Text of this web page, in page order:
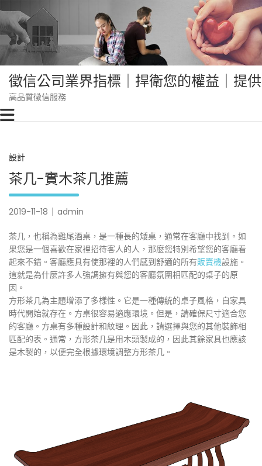
to
content
徵信公司業界指標｜捍衛您的權益｜提
高品質徵信服務
設計
茶几-實木茶几推薦
2019-11-18 admin
茶几，也稱為雞尾酒桌，是一種長的矮桌，通常在客廳中找到。如
果您是一個喜歡在家裡招待客人的人，那麼您特別希望您的客廳看
起來不錯。客廳應具有使那裡的人們感到舒適的所有販賣機設施。
這就是為什麼許多人強調擁有與您的客廳氛圍相匹配的桌子的原
因。
方形茶几為主題增添了多樣性。它是一種傳統的桌子風格，自家具
時代開始就存在。方桌很容易適應環境。但是，請確保尺寸適合您
的客廳。方桌有多種設計和紋理。因此，請選擇與您的其他裝飾相
匹配的表。通常，方形茶几是用木頭製成的，因此其餘家具也應該
是木製的，以便完全根據環境調整方形茶几。